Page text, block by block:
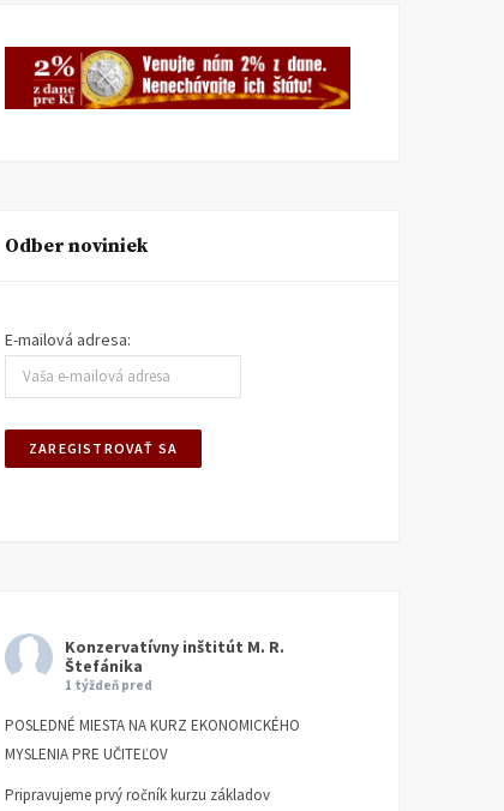
seba
KI KOMENTUJE
25. AUGUSTA
Odber noviniek
E-mailová adresa:
Konzervatívny inštitút M. R.
Štefánika
1 týždeň pred
POSLEDNÉ MIESTA NA KURZ EKONOMICKÉHO
MYSLENIA PRE UČITEĽOV
Pripravujeme prvý ročník kurzu základov